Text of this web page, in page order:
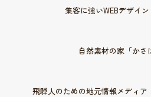
集客に強いWEBデザイン
自然素材の家「かさ
飛騨人のための地元情報メディア